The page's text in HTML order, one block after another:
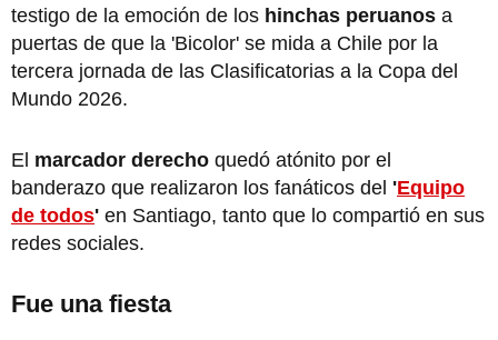
testigo de la emoción de los hinchas peruanos a
puertas de que la 'Bicolor' se mida a Chile por la
tercera jornada de las Clasificatorias a la Copa del
Mundo 2026.
El marcador derecho quedó atónito por el
banderazo que realizaron los fanáticos del 'Equipo
de todos' en Santiago, tanto que lo compartió en sus
redes sociales.
Fue una fiesta